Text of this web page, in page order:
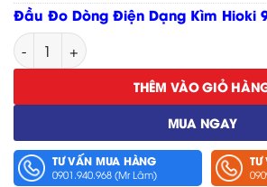
Đầu Đo Dòng Điện Dạng Kìm Hioki
Đầu Đo Dòng Điện Dạng Kìm Hioki
THÊM VÀO GIỎ
MUA NGAY
TƯ VẤN MUA HÀNG
0901.940.968 (Mr Lâm)